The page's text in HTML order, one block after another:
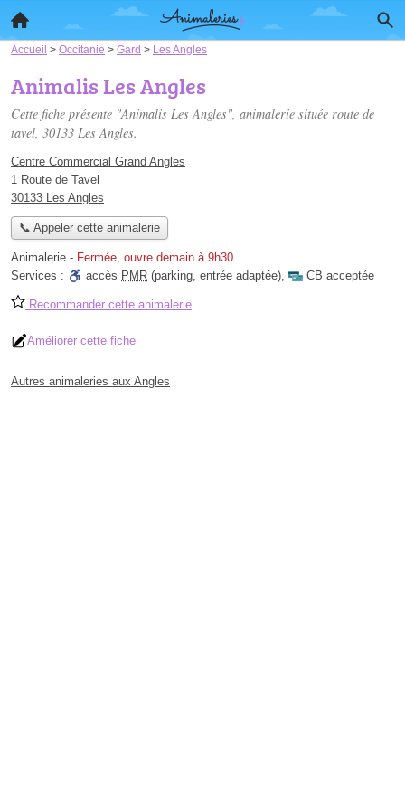
Accueil > Occitanie > Gard > Les Angles
Animalis Les Angles
Cette fiche présente "Animalis Les Angles", animalerie située route de
tavel, 30133 Les Angles.
Centre Commercial Grand Angles
1 Route de Tavel
30133 Les Angles
📞 Appeler cette animalerie
Animalerie - Fermée, ouvre demain à 9h30
Services :
accès PMR (parking, entrée adaptée), CB acceptée
Recommander cette animalerie
Améliorer cette fiche
Autres animaleries aux Angles